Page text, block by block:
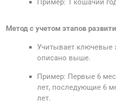
Пример: 1 кошачий
Метод с учетом этапов
Учитывает ключевые
описано выше.
Пример: Первые 6
лет, последующие 6
лет.